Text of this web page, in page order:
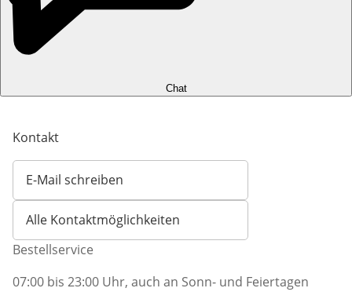
Chat
Kontakt
E-Mail schreiben
Öffnet E-Mail-Client
Alle Kontaktmöglichkeiten
Bestellservice
07:00 bis 23:00 Uhr, auch an Sonn- und Feiertagen